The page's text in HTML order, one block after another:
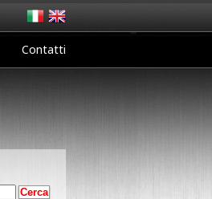
Contatti